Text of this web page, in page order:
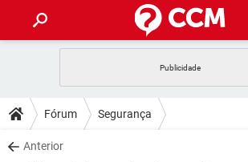
CELULAR
OUTLOOK
DICAS
JOGOS
DOWNLOADS
Fórum Segurança
Anterior